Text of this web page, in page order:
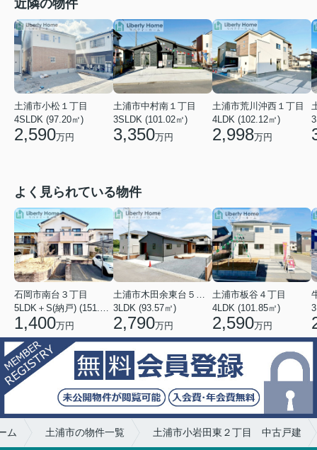
近隣の物件
土浦市小松１丁目
4SLDK (97.20㎡)
2,590万円
土浦市中村南１丁目
3SLDK (101.02㎡)
3,350万円
土浦市荒川沖西１丁目
4LDK (102.12㎡)
2,998万円
よく見られている物件
石岡市南台３丁目
5LDK＋S(納戸) (151.80㎡)
1,400万円
土浦市木田余東台５丁目
3LDK (93.57㎡)
2,790万円
土浦市板谷４丁目
4LDK (101.85㎡)
2,590万円
ム 土浦市の物件一覧 土浦市小岩田東２丁目 中古戸建